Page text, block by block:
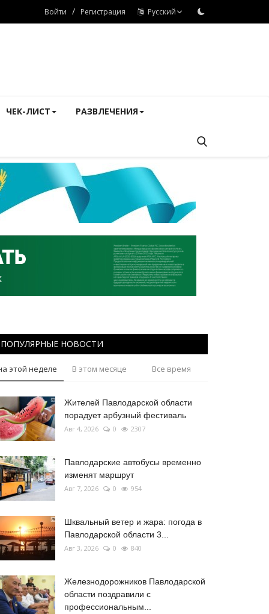
Войти / Регистрация Русский
ЧЕК-ЛИСТ РАЗВЛЕЧЕНИЯ
ПОПУЛЯРНЫЕ НОВОСТИ
этой неделе В этом месяце Все время
Жителей Павлодарской области
порадует арбузный фестиваль
Авг 4, 2026 0 2307
Павлодарские автобусы временно
изменят маршрут
Авг 7, 2026 0 954
Шквальный ветер и жара: погода в
Павлодарской области 3...
Авг 3, 2026 0 840
Железнодорожников Павлодарской
области поздравили с
профессиональным...